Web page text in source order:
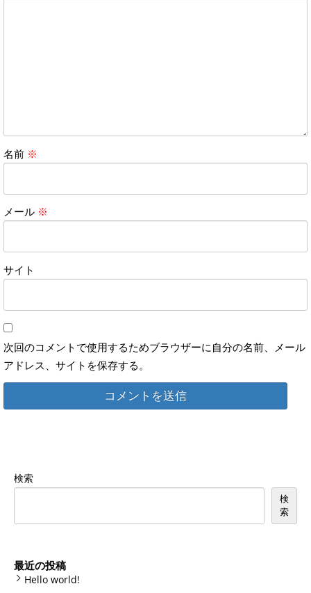
名前 ※
メール ※
サイト
次回のコメントで使用するためブラウザーに自分の名前、メール
アドレス、サイトを保存する。
検索
検
索
最近の投稿
Hello world!